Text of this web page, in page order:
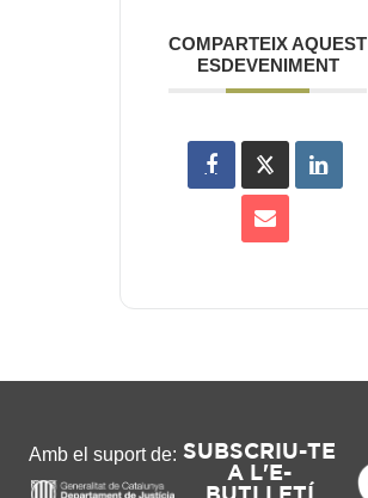
COMPARTEIX AQUEST
ESDEVENIMENT
Amb el suport de: SUBSCRIU-TE
A L'E-